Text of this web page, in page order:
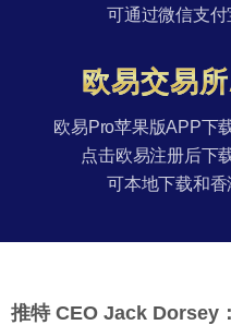
可通过微信支付
欧易交易
欧易Pro苹果版APP下
点击欧易注册后下
可本地下载和
推特 CEO Jack Dorsey